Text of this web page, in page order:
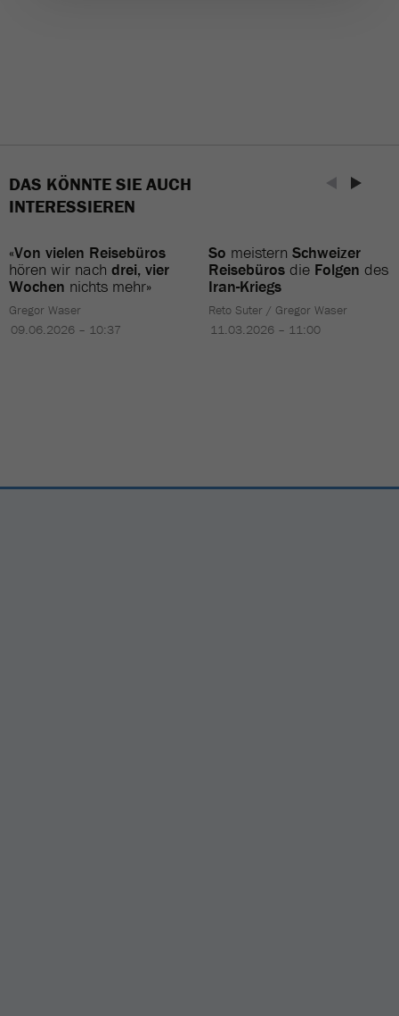
DAS KÖNNTE SIE AUCH
INTERESSIEREN
«Von vielen Reisebüros
hören wir nach drei, vier
Wochen nichts mehr»
Gregor Waser
09.06.2026 – 10:37
So meistern Schweizer
Reisebüros die Folgen des
Iran-Kriegs
Reto Suter / Gregor Waser
11.03.2026 – 11:00